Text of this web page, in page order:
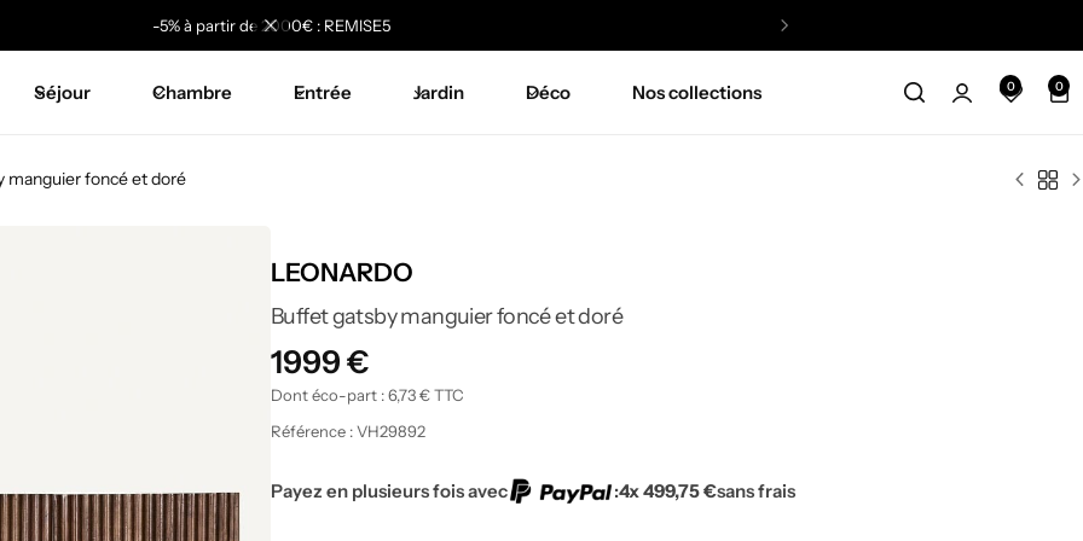
-5% à partir de 2000€ : REMISE5
Séjour Chambre Entrée Jardin Déco Nos collections 0 0
manguier foncé et doré
LEONARDO
Buffet gatsby manguier foncé et doré
1999€
Dont éco-part : 6,73 € TTC
Référence : VH29892
Payez en plusieurs fois avec :4x 499,75 €sans frais